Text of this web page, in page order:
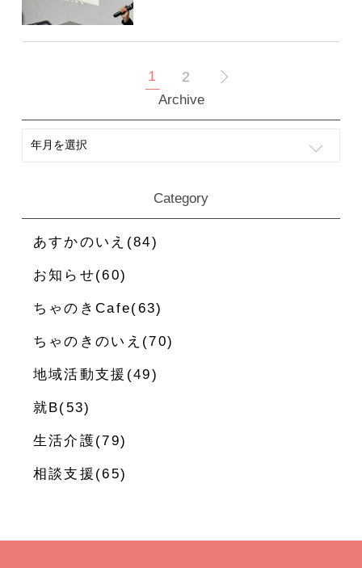
1 2
Archive
Category
あすかのいえ(84)
お知らせ(60)
ちゃのきCafe(63)
ちゃのきのいえ(70)
地域活動支援(49)
就B(53)
生活介護(79)
相談支援(65)